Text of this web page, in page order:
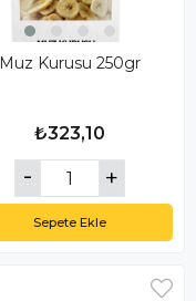
Muz Kurusu 250gr
₺323,10
Sepete Ekle